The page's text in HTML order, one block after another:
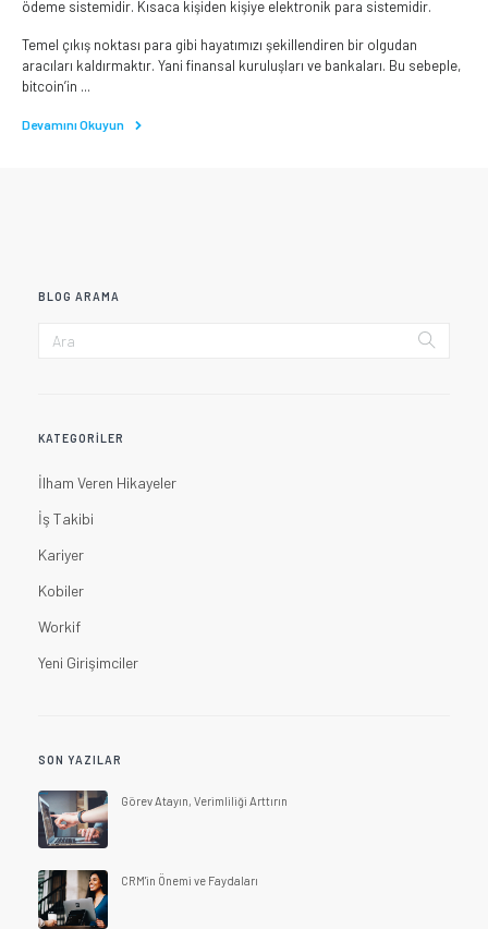
ödeme sistemidir. Kısaca kişiden kişiye elektronik para sistemidir.
Temel çıkış noktası para gibi hayatımızı şekillendiren bir olgudan
aracıları kaldırmaktır. Yani finansal kuruluşları ve bankaları. Bu sebeple,
bitcoin’in ...
Devamını Okuyun
BLOG ARAMA
KATEGORILER
İlham Veren Hikayeler
İş Takibi
Kariyer
Kobiler
Workif
Yeni Girişimciler
SON YAZILAR
Görev Atayın, Verimliliği Arttırın
CRM'in Önemi ve Faydaları